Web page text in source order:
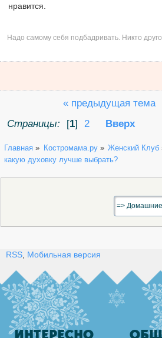
нравится.
Надо самому себя подбадривать. Никто
« предыдущая тема
Страницы:
[1] 2 Вверх
Главная » Костромама.ру» Женский Клуб
какую духовку лучше выбрать?
RSS Мобильная версия
ИНТЕРЕСНО